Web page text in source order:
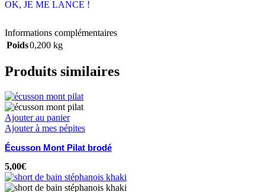
OK, JE ME LANCE !
Informations complémentaires
Poids0,200 kg
Produits similaires
Ajouter au panier
Ajouter à mes pépites
Écusson Mont Pilat brodé
5,00€